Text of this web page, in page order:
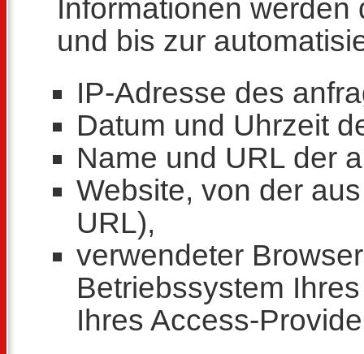
Informationen
und bis zur
IP-Adresse des
Datum und Uhrzeit
Name und URL der
Website, von der
URL),
verwendeter
Betriebssystem
Ihres Access-